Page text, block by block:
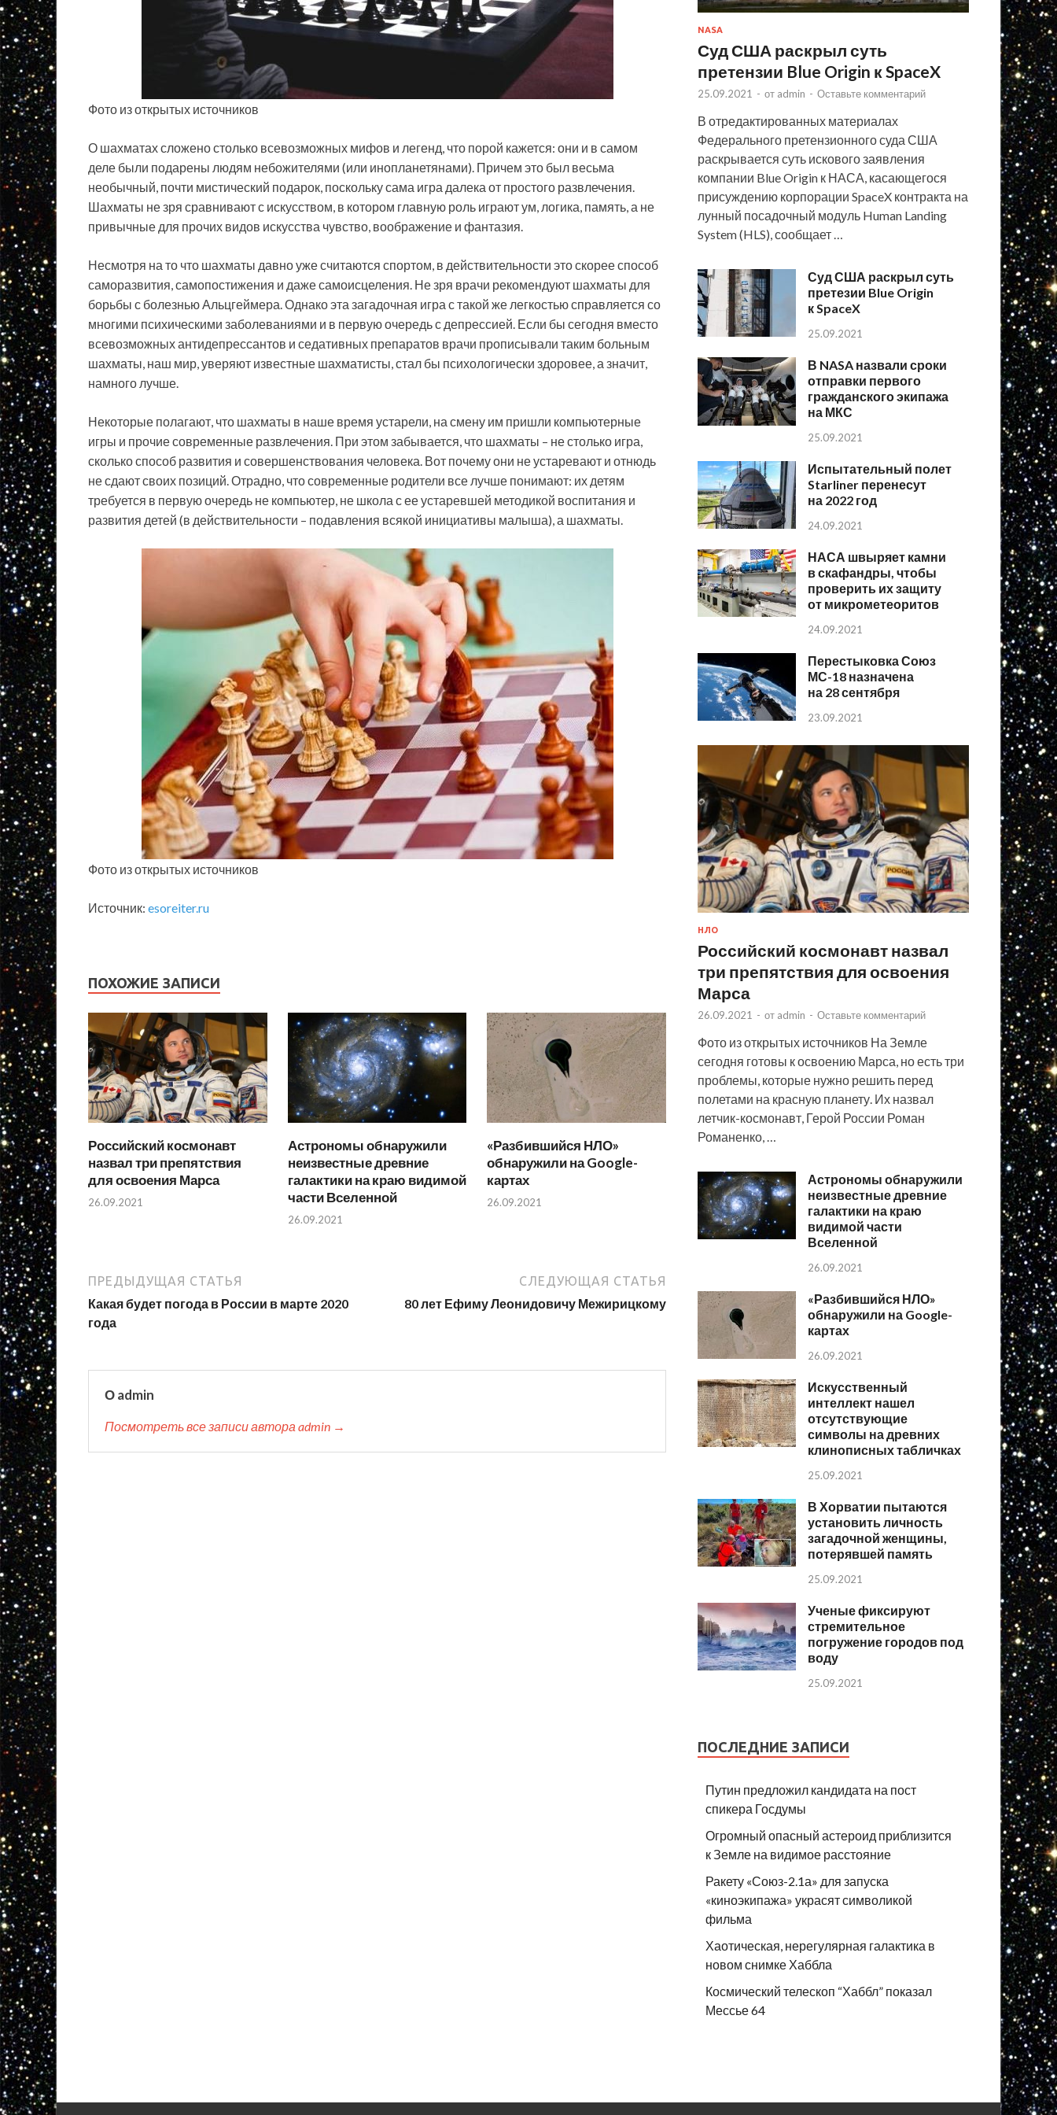
Фото из открытых источников
О шахматах сложено столько всевозможных мифов и легенд, что порой кажется: они и в самом
деле были подарены людям небожителями (или инопланетянами). Причем это был весьма
необычный, почти мистический подарок, поскольку сама игра далека от простого развлечения.
Шахматы не зря сравнивают с искусством, в котором главную роль играют ум, логика, память, а не
привычные для прочих видов искусства чувство, воображение и фантазия.
Несмотря на то что шахматы давно уже считаются спортом, в действительности это скорее способ
саморазвития, самопостижения и даже самоисцеления. Не зря врачи рекомендуют шахматы для
борьбы с болезнью Альцгеймера. Однако эта загадочная игра с такой же легкостью справляется со
многими психическими заболеваниями и в первую очередь с депрессией. Если бы сегодня вместо
всевозможных антидепрессантов и седативных препаратов врачи прописывали таким больным
шахматы, наш мир, уверяют известные шахматисты, стал бы психологически здоровее, а значит,
намного лучше.
Некоторые полагают, что шахматы в наше время устарели, на смену им пришли компьютерные
игры и прочие современные развлечения. При этом забывается, что шахматы – не столько игра,
сколько способ развития и совершенствования человека. Вот почему они не устаревают и отнюдь
не сдают своих позиций. Отрадно, что современные родители все лучше понимают: их детям
требуется в первую очередь не компьютер, не школа с ее устаревшей методикой воспитания и
развития детей (в действительности – подавления всякой инициативы малыша), а шахматы.
Фото из открытых источников
Источник: esoreiter.ru
ПОХОЖИЕ ЗАПИСИ
Российский космонавт
назвал три препятствия
для освоения Марса
26.09.2021
Астрономы обнаружили
неизвестные древние
галактики на краю видимой
части Вселенной
26.09.2021
«Разбившийся НЛО»
обнаружили на Google-
картах
26.09.2021
ПРЕДЫДУЩАЯ СТАТЬЯ
Какая будет погода в России в марте 2020
года
СЛЕДУЮЩАЯ СТАТЬЯ
80 лет Ефиму Леонидовичу Межирицкому
О admin
Посмотреть все записи автора admin →
NASA
Суд США раскрыл суть
претензии Blue Origin к SpaceX
25.09.2021 - от admin - Оставьте комментарий
В отредактированных материалах
Федерального претензионного суда США
раскрывается суть искового заявления
компании Blue Origin к НАСА, касающегося
присуждению корпорации SpaceX контракта на
лунный посадочный модуль Human Landing
System (HLS), сообщает …
Суд США раскрыл суть
претезии Blue Origin
к SpaceX
25.09.2021
В NASA назвали сроки
отправки первого
гражданского экипажа
на МКС
25.09.2021
Испытательный полет
Starliner перенесут
на 2022 год
24.09.2021
НАСА швыряет камни
в скафандры, чтобы
проверить их защиту
от микрометеоритов
24.09.2021
Перестыковка Союз
МС-18 назначена
на 28 сентября
23.09.2021
НЛО
Российский космонавт назвал
три препятствия для освоения
Марса
26.09.2021 - от admin - Оставьте комментарий
Фото из открытых источников На Земле
сегодня готовы к освоению Марса, но есть три
проблемы, которые нужно решить перед
полетами на красную планету. Их назвал
летчик-космонавт, Герой России Роман
Романенко, …
Астрономы обнаружили
неизвестные древние
галактики на краю
видимой части
Вселенной
26.09.2021
«Разбившийся НЛО»
обнаружили на Google-
картах
26.09.2021
Искусственный
интеллект нашел
отсутствующие
символы на древних
клинописных табличках
25.09.2021
В Хорватии пытаются
установить личность
загадочной женщины,
потерявшей память
25.09.2021
Ученые фиксируют
стремительное
погружение городов под
воду
25.09.2021
ПОСЛЕДНИЕ ЗАПИСИ
Путин предложил кандидата на пост
спикера Госдумы
Огромный опасный астероид приблизится
к Земле на видимое расстояние
Ракету «Союз-2.1а» для запуска
«киноэкипажа» украсят символикой
фильма
Хаотическая, нерегулярная галактика в
новом снимке Хаббла
Космический телескоп “Хаббл” показал
Мессье 64